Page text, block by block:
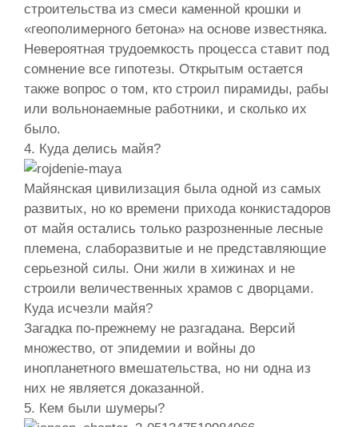
строительства из смеси каменной крошки и
«геополимерного бетона» на основе известняка.
Невероятная трудоемкость процесса ставит под
сомнение все гипотезы. Открытым остается
также вопрос о том, кто строил пирамиды, рабы
или вольнонаемные работники, и сколько их
было.
4. Куда делись майя?
Майянская цивилизация была одной из самых
развитых, но ко времени прихода конкистадоров
от майя остались только разрозненные лесные
племена, слаборазвитые и не представляющие
серьезной силы. Они жили в хижинах и не
строили величественных храмов с дворцами.
Куда исчезли майя?
Загадка по-прежнему не разгадана. Версий
множество, от эпидемии и войны до
инопланетного вмешательства, но ни одна из
них не является доказанной.
5. Кем были шумеры?